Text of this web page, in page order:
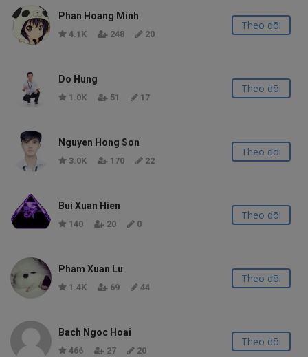
Phan Hoang Minh
4.1K 248 20
Theo dõi
Do Hung
1.0K 51 17
Theo dõi
Nguyen Hong Son
3.0K 170 22
Theo dõi
Bui Xuan Hien
140 20 0
Theo dõi
Pham Xuan Lu
1.4K 69 44
Theo dõi
Bach Ngoc Hoai
466 27 20
Theo dõi